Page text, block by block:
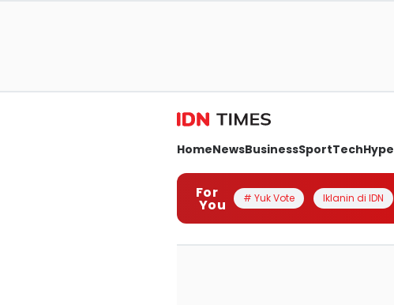
HomeNewsBusinessSportTechHype
For
You # Yuk Vote Iklanin di IDN